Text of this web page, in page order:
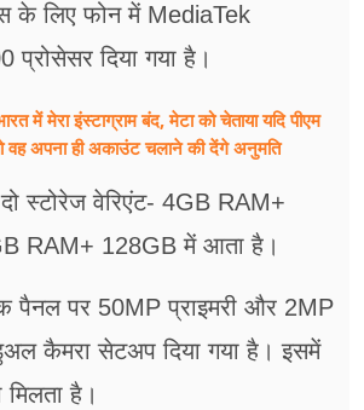
के लिए फोन में MediaTek
दिया गया है।
में मेरा इंस्टाग्राम बंद, मेटा को चेताया यदि पीएम
अपना ही अकाउंट चलाने की देंगे अनुमति
स्टोरेज वेरिएंट- 4GB RAM+
RAM+ 128GB में आता है।
पैनल पर 50MP प्राइमरी और 2MP
कैमरा सेटअप दिया गया है। इसमें
है।